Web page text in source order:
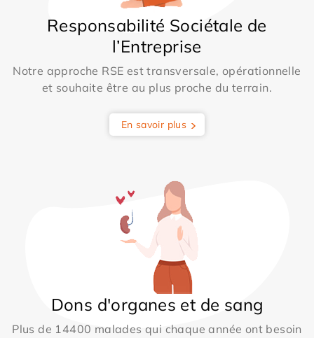
Responsabilité Sociétale de
l’Entreprise
Notre approche RSE est transversale, opérationnelle
et souhaite être au plus proche du terrain.
En savoir plus
Dons d'organes et de sang
Plus de 14400 malades qui chaque année ont besoin